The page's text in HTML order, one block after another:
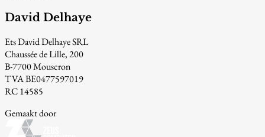
David Delhaye
Ets David Delhaye SRL
Chaussée de Lille, 200
B-7700 Mouscron
TVA BE0477597019
RC 14585
Gemaakt door